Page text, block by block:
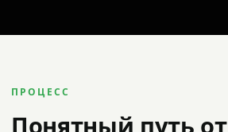
ПРОЦЕСС
Понятный путь от